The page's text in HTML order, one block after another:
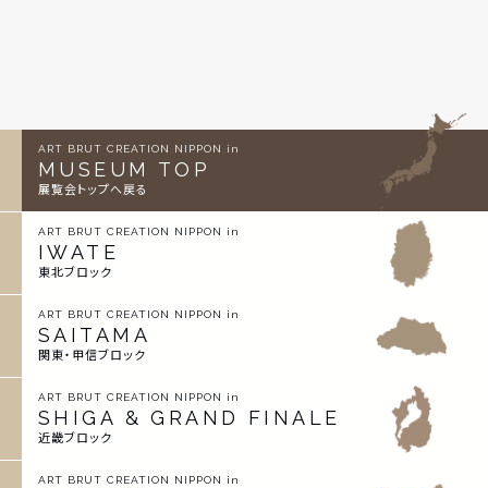
ART BRUT CREATION NIPPON in
MUSEUM TOP
展覧会トップへ戻る
ART BRUT CREATION NIPPON in
IWATE
東北ブロック
ART BRUT CREATION NIPPON in
SAITAMA
関東・甲信ブロック
ART BRUT CREATION NIPPON in
SHIGA & GRAND FINALE
近畿ブロック
ART BRUT CREATION NIPPON in